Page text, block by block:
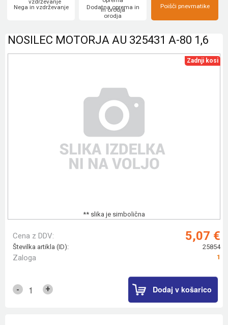
Nega in vzdrževanje
Dodatna oprema in
orodja
Poišči pnevmatike
NOSILEC MOTORJA AU 325431 A-80 1,6
Zadnji kosi
** slika je simbolična
Cena z DDV: 5,07 €
Številka artikla (ID): 25854
Zaloga 1
- + Dodaj v košarico